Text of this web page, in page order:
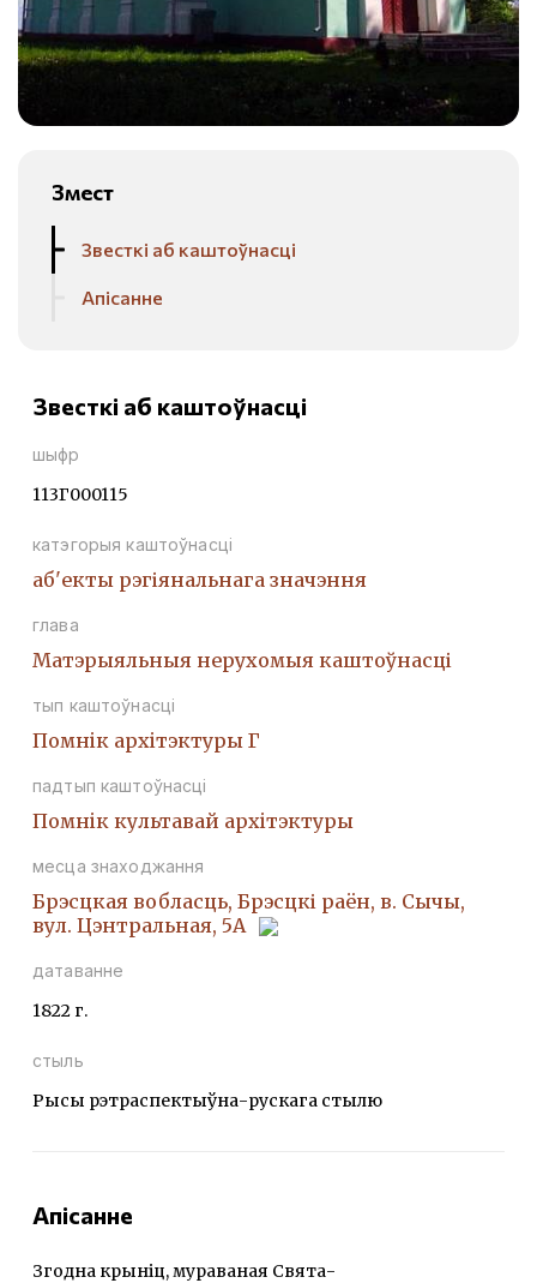
Змест
Звесткі аб каштоўнасці
Апісанне
Звесткі аб каштоўнасці
шыфр
113Г000115
катэгорыя каштоўнасці
аб'екты рэгіянальнага значэння
глава
Матэрыяльныя нерухомыя каштоўнасці
тып каштоўнасці
Помнiк архiтэктуры Г
падтып каштоўнасці
Помнiк культавай архiтэктуры
месца знаходжання
Брэсцкая вобласць, Брэсцкі раён, в. Сычы,
вул. Цэнтральная, 5А
датаванне
1822 г.
стыль
Рысы рэтраспектыўна-рускага стылю
Апісанне
Згодна крыніц, мураваная Свята-